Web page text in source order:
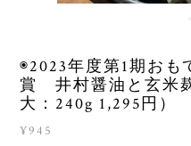
◉2023年度第1期おも
賞 井村醤油と玄米
大：240g 1,295円）
¥945